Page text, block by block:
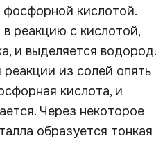
кислотой.
реакцию с кислотой,
и выделяется водород.
реакции из солей опять
кислота, и
Через некоторое
образуется тонкая